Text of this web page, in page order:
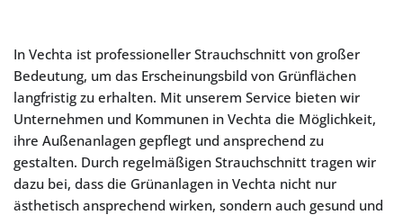
In Vechta ist professioneller Strauchschnitt von großer
Bedeutung, um das Erscheinungsbild von Grünflächen
langfristig zu erhalten. Mit unserem Service bieten wir
Unternehmen und Kommunen in Vechta die Möglichkeit,
ihre Außenanlagen gepflegt und ansprechend zu
gestalten. Durch regelmäßigen Strauchschnitt tragen wir
dazu bei, dass die Grünanlagen in Vechta nicht nur
ästhetisch ansprechend wirken, sondern auch gesund und